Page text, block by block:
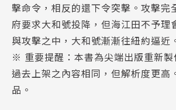
擊命令，相反的還下令突擊。攻擊完
府要求大和號投降，但海江田不予理
與攻擊之中，大和號漸漸往紐約逼近
※ 重要提醒：本書為尖端出版重新製
過去上架之內容相同，但解析度更高
品。